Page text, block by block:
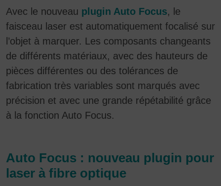
Avec le nouveau plugin Auto Focus, le
faisceau laser est automatiquement focalisé sur
l’objet à marquer. Les composants changeants
de différents matériaux, avec des hauteurs de
pièces différentes ou des tolérances de
fabrication très variables sont marqués avec
précision et avec une grande répétabilité grâce
à la fonction Auto Focus.
Auto Focus : nouveau plugin pour
laser à fibre optique